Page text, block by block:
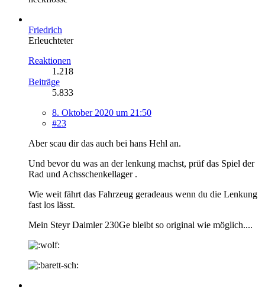
Friedrich
Erleuchteter
Reaktionen
1.218
Beiträge
5.833
8. Oktober 2020 um 21:50
#23
Aber scau dir das auch bei hans Hehl an.
Und bevor du was an der lenkung machst, prüf das Spiel der
Rad und Achsschenkellager .
Wie weit fährt das Fahrzeug geradeaus wenn du die Lenkung
fast los lässt.
Mein Steyr Daimler 230Ge bleibt so original wie möglich....